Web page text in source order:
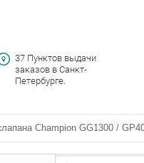
37 Пунктов выдачи
заказов в Санкт-
Петербурге.
Champion GG1300 /